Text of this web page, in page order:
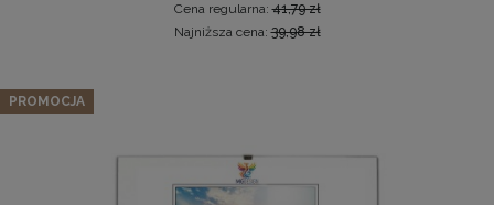
Drewniana ramka, rama na zdjęcia, obrazy w rozmiarze
50x100 cm, brązowa
Zestaw 10 szt. ramek na zdjęcia 13 x 18 cm brązowych, z
126,34 zł
Cena regularna:
Cena regularna:41,79 zł
Najniższa cena:39,98 zł
PROMOCJA